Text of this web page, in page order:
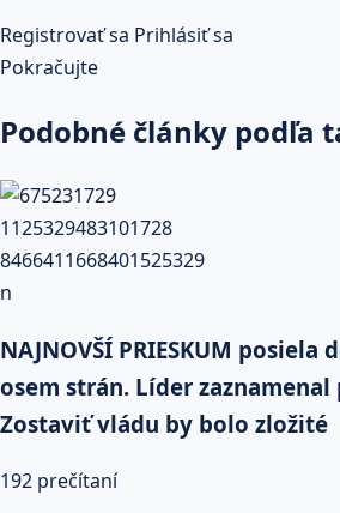
Registrovať sa Prihlásiť sa
Pokračujte
Podobné články podľa
NAJNOVŠÍ PRIESKUM posiela
osem strán. Líder zaznamenal
Zostaviť vládu by bolo zložité
192 prečítaní